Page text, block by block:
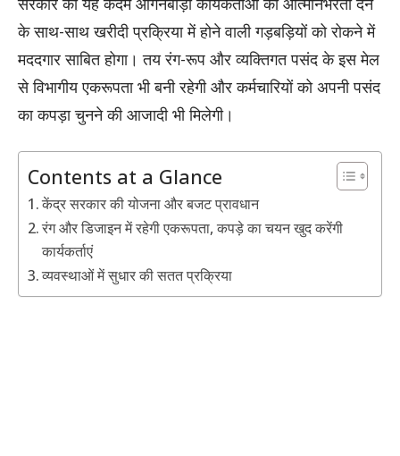
के साथ-साथ खरीदी प्रक्रिया में होने वाली गड़बड़ियों को रोकने में
मददगार साबित होगा। तय रंग-रूप और व्यक्तिगत पसंद के इस मेल
से विभागीय एकरूपता भी बनी रहेगी और कर्मचारियों को अपनी पसंद
का कपड़ा चुनने की आजादी भी मिलेगी।
Contents at a Glance
केंद्र सरकार की योजना और बजट प्रावधान
रंग और डिजाइन में रहेगी एकरूपता, कपड़े का चयन खुद करेंगी
कार्यकर्ताएं
व्यवस्थाओं में सुधार की सतत प्रक्रिया